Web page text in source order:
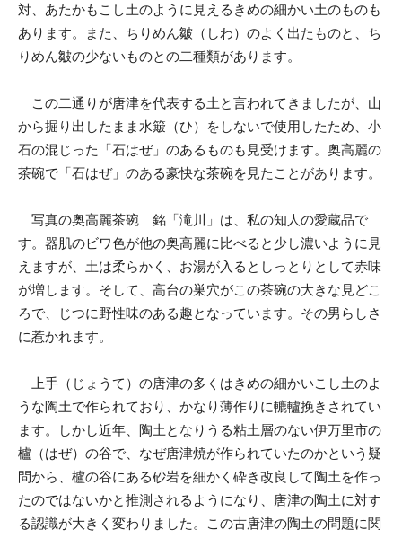
対、あたかもこし土のように見えるきめの細かい土のものも
あります。また、ちりめん皺 （しわ） のよく出たものと、ち
りめん皺の少ないものとの二種類があります。
この二通りが唐津を代表する土と言われて き ましたが、山
から掘り出したまま水簸（ひ）をしないで使用したため、小
石の混じった「石はぜ 」 のあるものも見受けます。奥高麗の
茶碗で「石はぜ」のある豪快な茶碗を見たことがあります。
写真の奥高麗茶碗 銘「滝川」は、私の知人の愛蔵品で
す。器肌のビワ色が他の奥高麗に比べると少し濃いように見
えますが、土は柔らかく、お湯が入るとしっとりとして赤味
が増します。そして、高台の巣穴がこの茶碗の大きな見どこ
ろで、じつに野性味のある趣となっています。その男らしさ
に惹かれます。
上手（じょうて）の唐津の多くはきめの細かいこし土のよ
うな陶土で作られており、かなり薄作りに轆轤挽きされてい
ます。しかし近年、陶土となりうる粘土層のない伊万里市の
櫨（はぜ）の谷で、なぜ唐津焼が作られていたのかという疑
問から、櫨の谷にある砂岩を細かく砕き改良して陶土を作っ
たのではないかと推測されるようになり、唐津の陶土に対す
る認識が大きく変わりました。この古唐津の陶土の問題に関